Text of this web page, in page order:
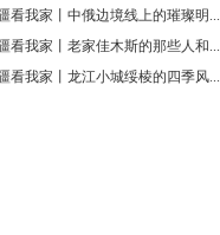
看我家丨中俄边境线上的璀璨明...
看我家丨老家佳木斯的那些人和...
看我家丨龙江小城绥棱的四季风...